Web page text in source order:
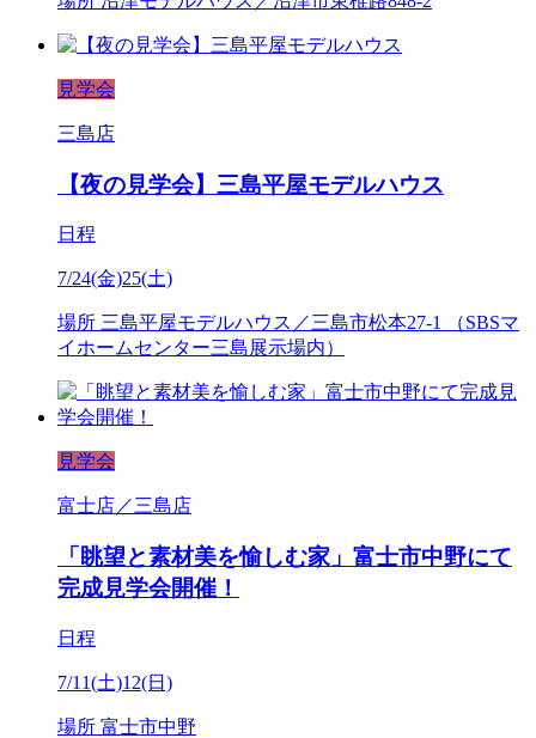
見学会
三島店
【夜の見学会】三島平屋モデルハウス
日程
7/24(金)25(土)
場所 三島平屋モデルハウス／三島市松本27-1 （SBSマ
イホームセンター三島展示場内）
見学会
富士店／三島店
「眺望と素材美を愉しむ家」富士市中野にて
完成見学会開催！
日程
7/11(土)12(日)
場所 富士市中野